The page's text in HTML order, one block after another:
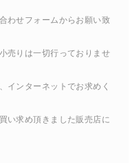
わせフォームからお願い致
売りは一切行っておりませ
インターネットでお求めく
い求め頂きました販売店に